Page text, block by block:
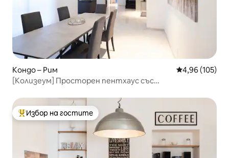
Кондо – Рим Средна
4,96 (105)
[Колизеум] Просторен пентхаус със
Най-популярен избор на гостите
Избор на гостите